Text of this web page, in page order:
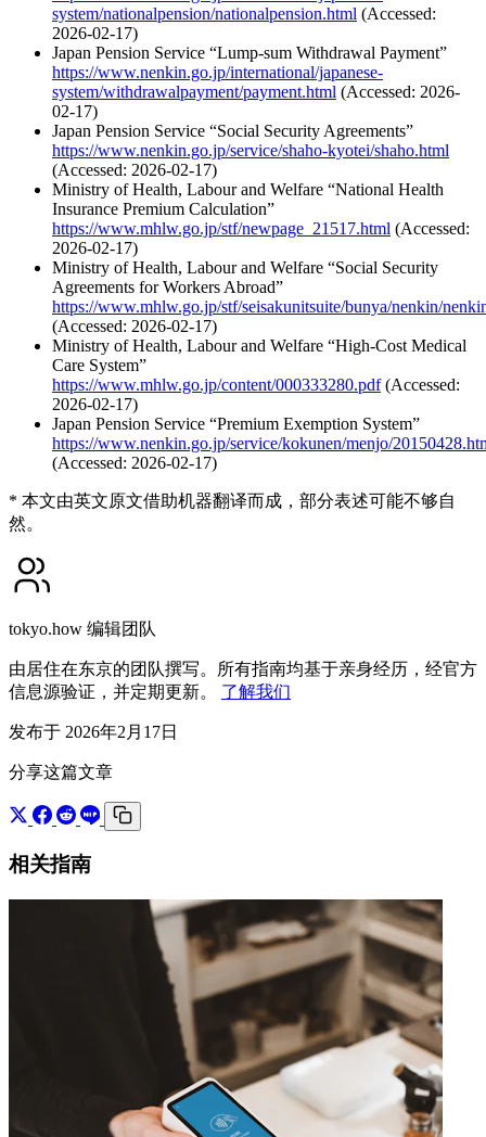
system/nationalpension/nationalpension.html (Accessed:
2026-02-17)
Japan Pension Service “Lump-sum Withdrawal Payment”
https://www.nenkin.go.jp/international/japanese-
system/withdrawalpayment/payment.html (Accessed: 2026-
02-17)
Japan Pension Service “Social Security Agreements”
https://www.nenkin.go.jp/service/shaho-kyotei/shaho.html
(Accessed: 2026-02-17)
Ministry of Health, Labour and Welfare “National Health
Insurance Premium Calculation”
https://www.mhlw.go.jp/stf/newpage_21517.html (Accessed:
2026-02-17)
Ministry of Health, Labour and Welfare “Social Security
Agreements for Workers Abroad”
https://www.mhlw.go.jp/stf/seisakunitsuite/bunya/nenkin/
(Accessed: 2026-02-17)
Ministry of Health, Labour and Welfare “High-Cost Medical
Care System”
https://www.mhlw.go.jp/content/000333280.pdf(Accessed:
2026-02-17)
Japan Pension Service “Premium Exemption System”
https://www.nenkin.go.jp/service/kokunen/menjo/
(Accessed: 2026-02-17)
* 本文由英文原文借助机器翻译而成，部分表述可能不够自
然。
tokyo.how 编辑团队
由居住在东京的团队撰写。所有指南均基于亲身经历，经官方
信息源验证，并定期更新。 了解我们
发布于 2026年2月17日
分享这篇文章
相关指南